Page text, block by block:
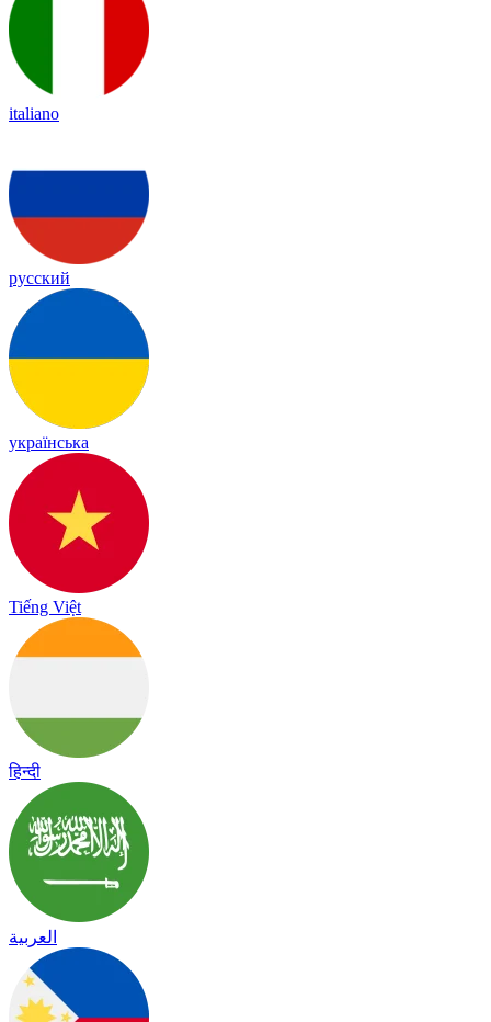
italiano
русский
українська
Tiếng Việt
हिन्दी
العربية